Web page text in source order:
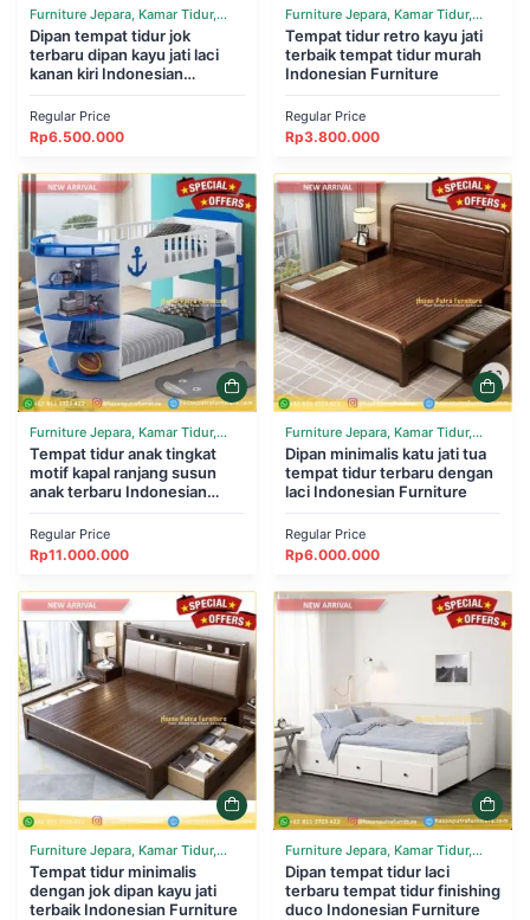
Furniture Jepara, Kamar Tidur,
Tempat Tidur
Dipan tempat tidur jok
terbaru dipan kayu jati laci
kanan kiri Indonesian
Regular Price
Rp6.500.000
Furniture Jepara, Kamar Tidur,
Tempat Tidur
Tempat tidur retro kayu jati
terbaik tempat tidur murah
Indonesian Furniture
Regular Price
Rp3.800.000
Furniture Jepara, Kamar Tidur,
Tempat Tidur
Tempat tidur anak tingkat
motif kapal ranjang susun
anak terbaru Indonesian
Regular Price
Rp11.000.000
Furniture Jepara, Kamar Tidur,
Tempat Tidur
Dipan minimalis katu jati tua
tempat tidur terbaru dengan
laci Indonesian Furniture
Regular Price
Rp6.000.000
Furniture Jepara, Kamar Tidur,
Tempat Tidur
Tempat tidur minimalis
dengan jok dipan kayu jati
terbaik Indonesian Furniture
Furniture Jepara, Kamar Tidur,
Tempat Tidur
Dipan tempat tidur laci
terbaru tempat tidur finishing
duco Indonesian Furniture